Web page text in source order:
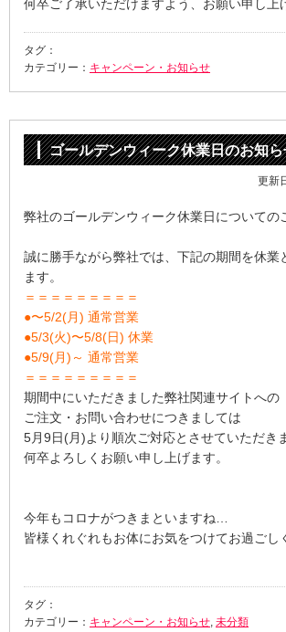
何卒ご了承いただけますよう、お願い申し上
タグ：
カテゴリー： キャンペーン・お知らせ
ゴールデンウィーク休業日のお知ら
更新
弊社のゴールデンウィーク休業日についての
誠に勝手ながら弊社では、下記の期間を休業
ます。
＝＝＝＝＝＝＝＝＝
●〜5/2(月) 通常営業
●5/3(火)〜5/8(日) 休業
●5/9(月)～ 通常営業
＝＝＝＝＝＝＝＝＝
期間中にいただきました弊社関連サイトへの
ご注文・お問い合わせにつきましては
5月9日(月)より順次ご対応とさせていただき
何卒よろしくお願い申し上げます。
今年もコロナがつきまといますね…
皆様くれぐれもお体にお気をつけてお過ごし
タグ：
カテゴリー： キャンペーン・お知らせ 未分類